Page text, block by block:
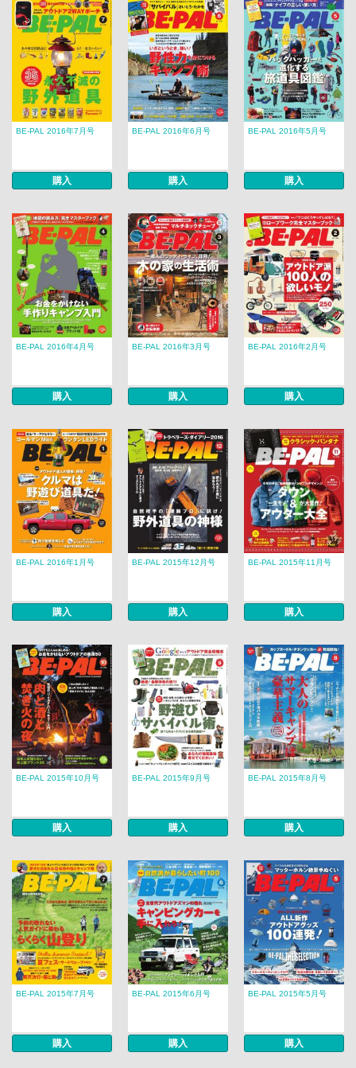
BE-PAL 2016年7月号
購入
BE-PAL 2016年6月号
購入
BE-PAL 2016年5月号
購入
BE-PAL 2016年4月号
購入
BE-PAL 2016年3月号
購入
BE-PAL 2016年2月号
購入
BE-PAL 2016年1月号
購入
BE-PAL 2015年12月号
購入
BE-PAL 2015年11月号
購入
BE-PAL 2015年10月号
購入
BE-PAL 2015年9月号
購入
BE-PAL 2015年8月号
購入
BE-PAL 2015年7月号
購入
BE-PAL 2015年6月号
購入
BE-PAL 2015年5月号
購入